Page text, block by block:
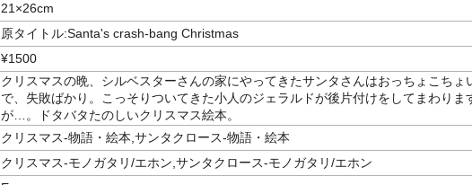
21×26cm
原タイトル:Santa's crash‐bang Christmas
¥1500
クリスマスの晩、シルベスターさんの家にやってきたサンタさんはおっちょこちょ
で、失敗ばかり。こっそりついてきた小人のジェラルドが後片付けをしてまわりま
が…。ドタバタたのしいクリスマス絵本。
クリスマス-物語・絵本,サンタクロース-物語・絵本
クリスマス-モノガタリ/エホン,サンタクロース-モノガタリ/エホン